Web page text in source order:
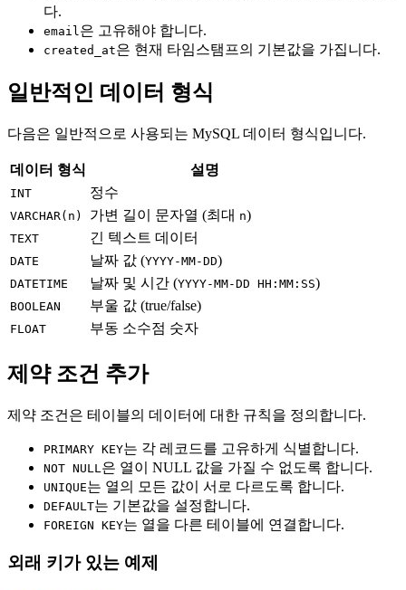
다.
email은 고유해야 합니다.
created_at은 현재 타임스탬프의 기본값을 가집니다.
일반적인 데이터 형식
다음은 일반적으로 사용되는 MySQL 데이터 형식입니다.
데이터 형식 설명
INT 정수
VARCHAR(n) 가변 길이 문자열 (최대 n)
TEXT 긴 텍스트 데이터
DATE 날짜 값 (YYYY-MM-DD)
DATETIME 날짜 및 시간 (YYYY-MM-DD HH:MM:SS)
BOOLEAN 부울 값 (true/false)
FLOAT 부동 소수점 숫자
제약 조건 추가
제약 조건은 테이블의 데이터에 대한 규칙을 정의합니다.
PRIMARY KEY는 각 레코드를 고유하게 식별합니다.
NOT NULL 은 열이 NULL 값을 가질 수 없도록 합니다.
UNIQUE는 열의 모든 값이 서로 다르도록 합니다.
DEFAULT는 기본값을 설정합니다.
FOREIGN KEY는 열을 다른 테이블에 연결합니다.
외래 키가 있는 예제